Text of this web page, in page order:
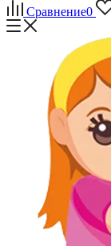
Сравнение0